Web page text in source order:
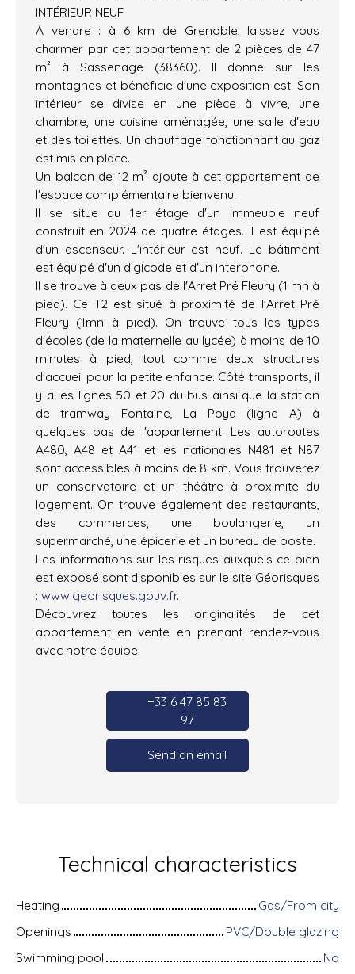
INTÉRIEUR NEUF
À vendre : à 6 km de Grenoble, laissez vous
charmer par cet appartement de 2 pièces de 47
m² à Sassenage (38360). Il donne sur les
montagnes et bénéficie d'une exposition est. Son
intérieur se divise en une pièce à vivre, une
chambre, une cuisine aménagée, une salle d'eau
et des toilettes. Un chauffage fonctionnant au gaz
est mis en place.
Un balcon de 12 m² ajoute à cet appartement de
l'espace complémentaire bienvenu.
Il se situe au 1er étage d'un immeuble neuf
construit en 2024 de quatre étages. Il est équipé
d'un ascenseur. L'intérieur est neuf. Le bâtiment
est équipé d'un digicode et d'un interphone.
Il se trouve à deux pas de l'Arret Pré Fleury (1 mn à
pied). Ce T2 est situé à proximité de l'Arret Pré
Fleury (1mn à pied). On trouve tous les types
d'écoles (de la maternelle au lycée) à moins de 10
minutes à pied, tout comme deux structures
d'accueil pour la petite enfance. Côté transports, il
y a les lignes 50 et 20 du bus ainsi que la station
de tramway Fontaine, La Poya (ligne A) à
quelques pas de l'appartement. Les autoroutes
A480, A48 et A41 et les nationales N481 et N87
sont accessibles à moins de 8 km. Vous trouverez
un conservatoire et un théâtre à proximité du
logement. On trouve également des restaurants,
des commerces, une boulangerie, un
supermarché, une épicerie et un bureau de poste.
Les informations sur les risques auxquels ce bien
est exposé sont disponibles sur le site Géorisques
: www.georisques.gouv.fr.
Découvrez toutes les originalités de cet
appartement en vente en prenant rendez-vous
avec notre équipe.
+33 6 47 85 83
97
Send an email
Technical characteristics
Heating
Gas/From city
Openings
PVC/Double glazing
Swimming pool
No